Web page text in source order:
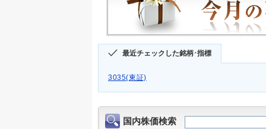
最近チェックした銘柄･指標
3035(東証)